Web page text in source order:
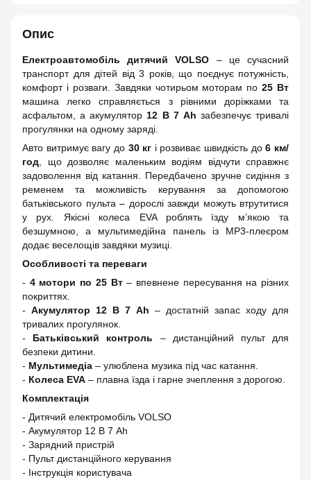
Опис
Електроавтомобіль дитячий VOLSO – це сучасний
транспорт для дітей від 3 років, що поєднує потужність,
комфорт і розваги. Завдяки чотирьом моторам по25 Вт
машина легко справляється з рівними доріжками та
асфальтом, а акумулятор 12 В 7 Ah забезпечує тривалі
прогулянки на одному заряді.
Авто витримує вагу до 30 кг і розвиває швидкість до6 км/
год , що дозволяє маленьким водіям відчути справжнє
задоволення від катання. Передбачено зручне сидіння з
ременем та можливість керування за допомогою
батьківського пульта – дорослі завжди можуть втрутитися
у рух. Якісні колеса EVA роблять їзду м’якою та
безшумною, а мультимедійна панель із MP3-плеєром
додає веселощів завдяки музиці.
Особливості та переваги
- 4 мотори по 25 Вт– впевнене пересування на різних
покриттях.
- Акумулятор 12 В 7 Ah – достатній запас ходу для
тривалих прогулянок.
- Батьківський контроль – дистанційний пульт для
безпеки дитини.
- Мультимедіа – улюблена музика під час катання.
- Колеса EVA – плавна їзда і гарне зчеплення з дорогою.
Комплектація
- Дитячий електромобіль VOLSO
- Акумулятор 12 В 7 Ah
- Зарядний пристрій
- Пульт дистанційного керування
- Інструкція користувача